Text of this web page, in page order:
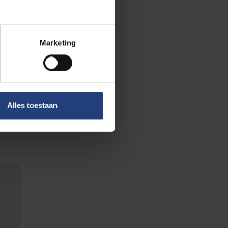
Marketing
Alles toestaan
prijskaartje:
van
waren
draaiende
de